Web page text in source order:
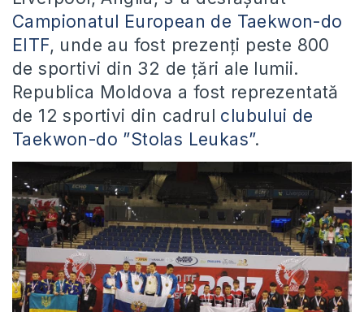
Campionatul European de Taekwon-do
EITF, unde au fost prezenți peste 800
de sportivi din 32 de țări ale lumii.
Republica Moldova a fost reprezentată
de 12 sportivi din cadrul clubului de
Taekwon-do ”Stolas Leukas”.